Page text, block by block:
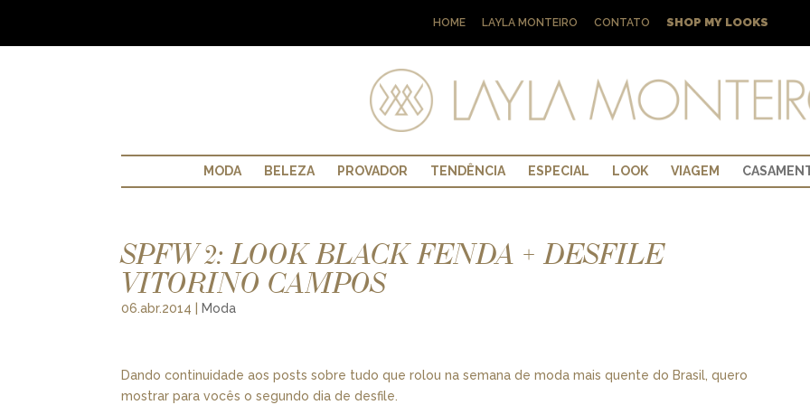
HOME LAYLA MONTEIRO CONTATO SHOP MY LOOKS
MODA BELEZA PROVADOR TENDÊNCIA ESPECIAL LOOK VIAGEM
SPFW 2: LOOK BLACK FENDA + DESFILE
VITORINO CAMPOS
06.abr.2014 Moda
Dando continuidade aos posts sobre tudo que rolou na semana de moda mais quente do Brasil, quero
mostrar para vocês o segundo dia de desfile.